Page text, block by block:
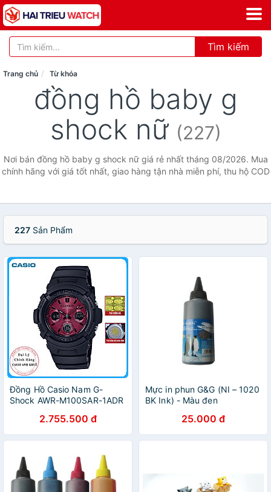
Tìm kiếm
Trang chủ Từ khóa
đồng hồ baby g
shock nữ (227)
Nơi bán đồng hồ baby g shock nữ giá rẻ nhất tháng 08/2026. Mua
chính hãng với giá tốt nhất, giao hàng tận nhà miễn phí, thu hộ COD
227 Sản Phẩm
Đồng Hồ Casio Nam G-
Shock AWR-M100SAR-1ADR
2.755.500 đ
Mực in phun G&G (NI – 1020
BK Ink) - Màu đen
25.000 đ